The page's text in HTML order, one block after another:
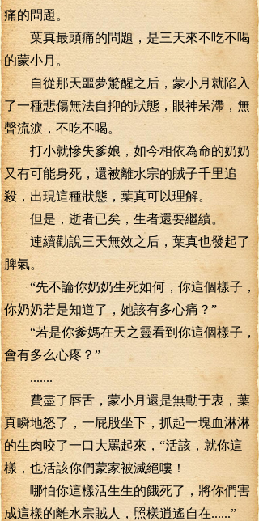
痛的問題。
葉真最頭痛的問題，是三天來不吃不喝
的蒙小月。
自從那天噩夢驚醒之后，蒙小月就陷入
了一種悲傷無法自抑的狀態，眼神呆滯，無
聲流淚，不吃不喝。
打小就慘失爹娘，如今相依為命的奶奶
又有可能身死，還被離水宗的賊子千里追
殺，出現這種狀態，葉真可以理解。
但是，逝者已矣，生者還要繼續。
連續勸說三天無效之后，葉真也發起了
脾氣。
“先不論你奶奶生死如何，你這個樣子，
你奶奶若是知道了，她該有多心痛？”
“若是你爹媽在天之靈看到你這個樣子，
會有多么心疼？”
.......
費盡了唇舌，蒙小月還是無動于衷，葉
真瞬地怒了，一屁股坐下，抓起一塊血淋淋
的生肉咬了一口大罵起來，“活該，就你這
樣，也活該你們蒙家被滅絕嘍！
哪怕你這樣活生生的餓死了，將你們害
成這樣的離水宗賊人，照樣逍遙自在......”